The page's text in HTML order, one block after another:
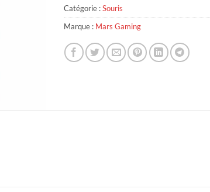
Catégorie :Souris
Marque : Mars Gaming